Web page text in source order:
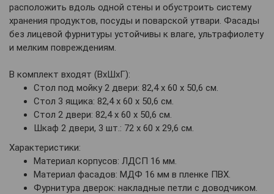
расположить вдоль одной стены и обустроить систему
хранения продуктов, посуды и поварской утвари. Фасады
без лицевой фурнитуры устойчивы к влаге, ультрафиолету
и мелким повреждениям.
В комплект входят (ВхШхГ):
Стол под мойку 2 двери: 82,4 х 60 х 50,6 см.
Стол 3 ящика: 82,4 х 60 х 50,6 см.
Стол 2 двери: 82,4 х 60 х 50,6 см.
Шкаф 2 двери, 3 шт.: 72 х 60 х 29,6 см.
Характеристики:
Материал корпусов: ЛДСП 16 мм.
Материал фасадов: МДФ 16 мм в пленке ПВХ.
Фурнитура дверок: накладные петли с доводчиком.